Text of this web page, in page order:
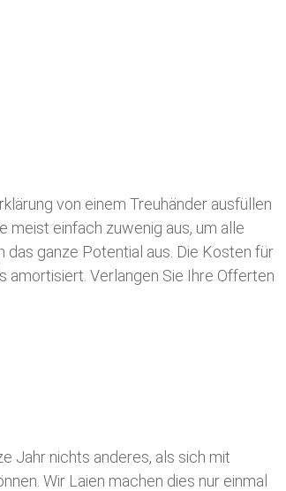
von einem Treuhänder ausfüllen
meist einfach zuwenig aus, um alle
ganze Potential aus. Die Kosten für
amortisiert. Verlangen Sie Ihre Offerten
Jahr nichts anderes, als sich mit
Wir Laien machen dies nur einmal